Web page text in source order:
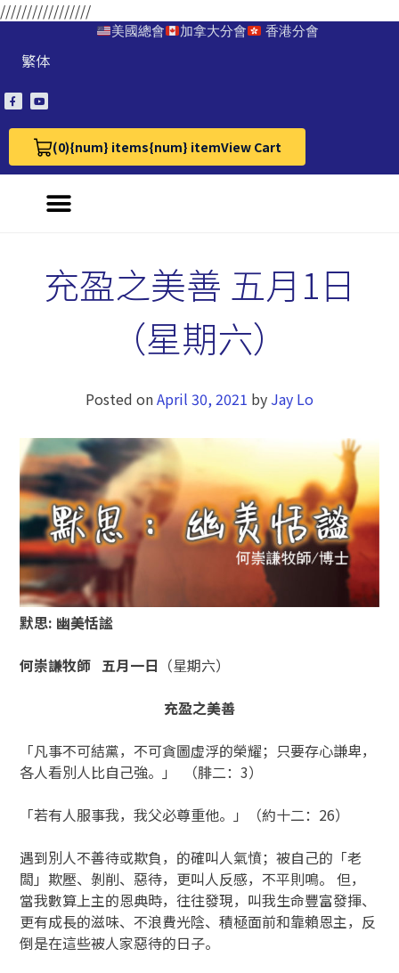
/////////////////
美國總會 加拿大分會 香港分會
繁体
(0)
View Cart 0{num} items{num} itemView Cart
充盈之美善 五月1日
（星期六）
Posted onApril 30, 2021 by Jay Lo
默思: 幽美恬謐
何崇謙牧師 五月一日 （星期六）
充盈之美善
「凡事不可結黨，不可貪圖虛浮的榮耀；只要存心謙卑，
各人看別人比自己強。」 （腓二：3）
「若有人服事我，我父必尊重他。」（約十二：26）
遇到別人不善待或欺負，的確叫人氣憤；被自己的「老
闆」欺壓、剝削、惡待，更叫人反感，不平則鳴。 但，
當我數算上主的恩典時，往往發現，叫我生命豐富發揮、
更有成長的滋味、不浪費光陰、積極面前和靠賴恩主，反
倒是在這些被人家惡待的日子。